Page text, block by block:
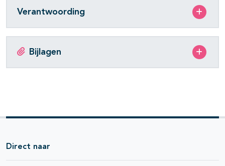
Verantwoording
Bijlagen
Direct naar